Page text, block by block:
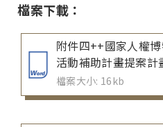
檔案下載：
附件四++國家人權
活動補助計畫提案
檔案大小: 16kb